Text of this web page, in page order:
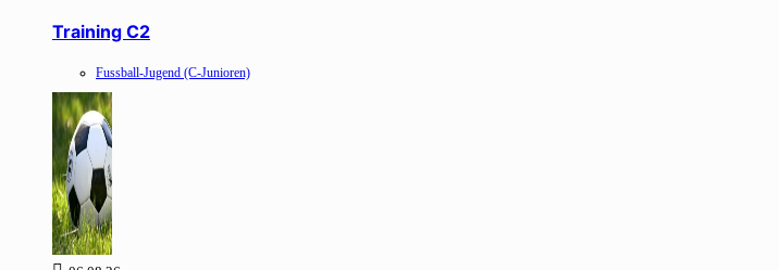
Training C2
Fussball-Jugend (C-Junioren)